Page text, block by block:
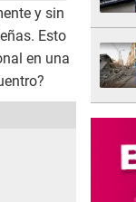
y sin
Esto
en una